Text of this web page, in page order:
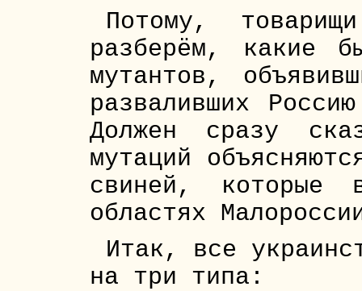
Потому,
разберём, какие
мутантов,
разваливших
Должен сразу
мутаций
свиней, которые
областях
Итак, все
на три типа: